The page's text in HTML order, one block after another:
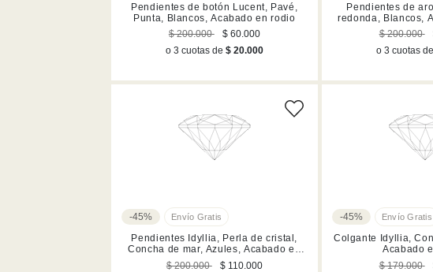
Pendientes de botón Lucent, Pavé,
Punta, Blancos, Acabado en rodio
$ 200.000
$ 60.000
o 3 cuotas de $ 20.000
Pendientes de
redonda, Blancos,
$ 200.000
o 3 cuotas de
-45%
Pendientes Idyllia, Perla de cristal,
Concha de mar, Azules, Acabado en
rodio
$ 200.000
$ 110.000
-45%
Colgante Idyllia,
Acabado
$ 179.000